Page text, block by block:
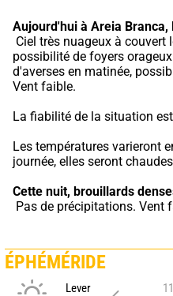
Aujourd'hui à Areia Branca,
possibilité de foyers
d'averses en matinée,
Vent faible.
La fiabilité de la situation
Les températures varieront
journée, elles seront
Cette nuit, brouillards
Pas de précipitations. Vent
ÉPHÉMÉRIDE
Lever